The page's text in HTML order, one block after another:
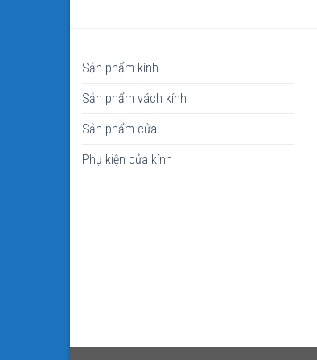
Sản phẩm kính
Sản phẩm vách kính
Sản phẩm cửa
Phụ kiện cửa kính